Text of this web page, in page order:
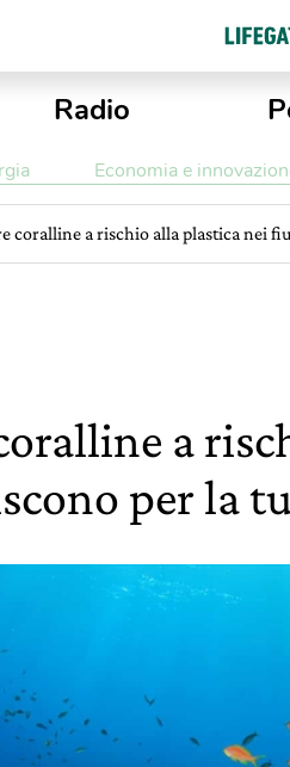
Radio
Economia e
coralline a rischio alla plastica nei
a
per la